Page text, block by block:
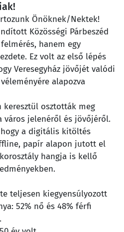
Önöknek/Nektek!
Közösségi Párbeszéd
hanem egy
Ez volt az első lépés
Veresegyház jövőjét valódi
alapozva
keresztül osztották meg
város jelenéről és jövőjéről.
a digitális kitöltés
papír alapon jutott el
hangja is kellő
teljesen kiegyensúlyozott
52% nő és 48% férfi